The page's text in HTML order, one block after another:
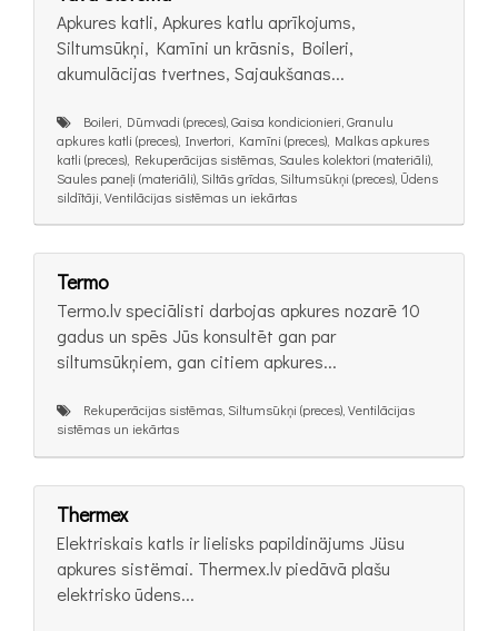
Apkures katli, Apkures katlu aprīkojums,
Siltumsūkņi, Kamīni un krāsnis, Boileri,
akumulācijas tvertnes, Sajaukšanas...
Boileri, Dūmvadi (preces), Gaisa kondicionieri, Granulu
apkures katli (preces), Invertori, Kamīni (preces), Malkas apkures
katli (preces), Rekuperācijas sistēmas, Saules kolektori (materiāli),
Saules paneļi (materiāli), Siltās grīdas, Siltumsūkņi (preces), Ūdens
sildītāji, Ventilācijas sistēmas un iekārtas
Termo
Termo.lv speciālisti darbojas apkures nozarē 10
gadus un spēs Jūs konsultēt gan par
siltumsūkņiem, gan citiem apkures...
Rekuperācijas sistēmas, Siltumsūkņi (preces), Ventilācijas
sistēmas un iekārtas
Thermex
Elektriskais katls ir lielisks papildinäjums Jüsu
apkures sistëmai. Thermex.lv piedāvā plašu
elektrisko ūdens...